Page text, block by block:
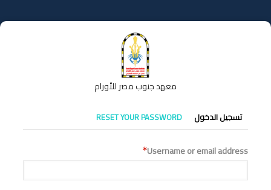
إلى
المحتوى
معهد جنوب مصر للأورام
التبويبات
الأساسية
تسجيل الدخول RESET YOUR PASSWORD
Username or email address